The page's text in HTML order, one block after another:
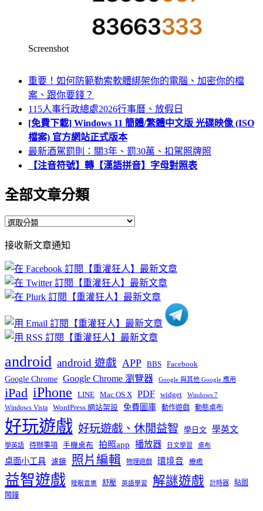
Screenshot
重要！如何防範勒索軟體綁架你的電腦、加密你的檔
案、跟你要錢？
115人事行政總處2026行事曆、放假日
[免費下載] Windows 11 簡體/繁體中文版 光碟映像 (ISO
檔案) 官方網站正式版本
最新酒駕罰則：關3年、罰30萬、扣駕照牌照
【注音符號】轉【漢語拼音】字母對照表
全部文章分類
全
文
章
分
類
接收新文章通知
android android 遊戲 APP BBS Facebook
Google Chrome Google Chrome 瀏覽器 Google 與其他 Google 應用
iPad iPhone LINE Mac OS X PDF widget Windows 7
Windows Vista WordPress 網站架設 免費圖庫 動作遊戲 動態桌布
好玩遊戲 好玩遊戲、休閒益智 學日文 學英文
學英語 待辦事項 手機桌布 拍照app 播放器 日文學習 桌布
桌面小工具 濾鏡 照片編輯 物理遊戲 環境音 療癒
益智遊戲 睡眠音樂 舒壓 英語學習 解謎遊戲 計時器
貼圖
鬧鐘